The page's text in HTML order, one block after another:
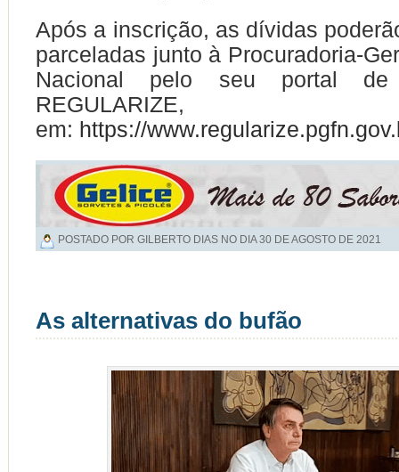
Após a inscrição, as dívidas
parceladas junto à Procuradoria-
Nacional pelo seu portal
REGULARIZE,
em: https://
POSTADO POR GILBERTO DIAS NO DIA30 DE AGOSTO DE 2021
As alternativas do bufão